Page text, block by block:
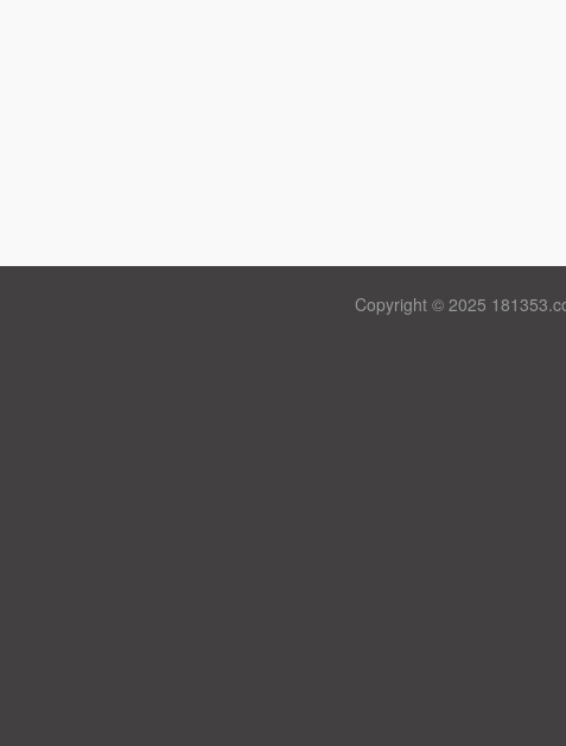
Copyright © 2025